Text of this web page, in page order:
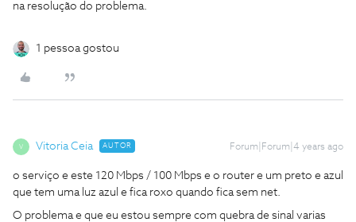
na resolução do problema.
1 pessoa gostou
V Vitoria Ceia AUTOR Forum|Forum|4 years ago
o serviço e este 120 Mbps / 100 Mbps e o router e um preto e azul
que tem uma luz azul e fica roxo quando fica sem net.
O problema e que eu estou sempre com quebra de sinal varias